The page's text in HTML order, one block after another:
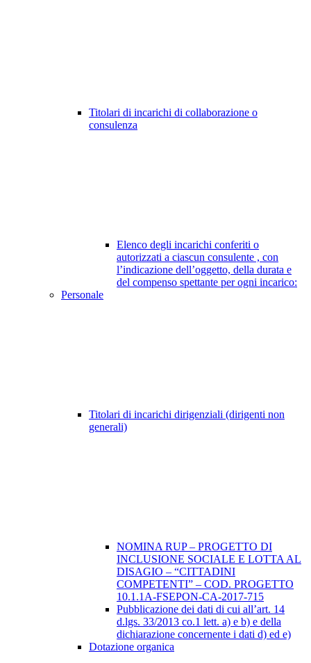
Titolari di incarichi di collaborazione o
consulenza
Elenco degli incarichi conferiti o
autorizzati a ciascun consulente , con
l’indicazione dell’oggetto, della durata e
del compenso spettante per ogni incarico:
Personale
Titolari di incarichi dirigenziali (dirigenti non
generali)
NOMINA RUP – PROGETTO DI
INCLUSIONE SOCIALE E LOTTA AL
DISAGIO – “CITTADINI
COMPETENTI” – COD. PROGETTO
10.1.1A-FSEPON-CA-2017-715
Pubblicazione dei dati di cui all’art. 14
d.lgs. 33/2013 co.1 lett. a) e b) e della
dichiarazione concernente i dati d) ed e)
Dotazione organica